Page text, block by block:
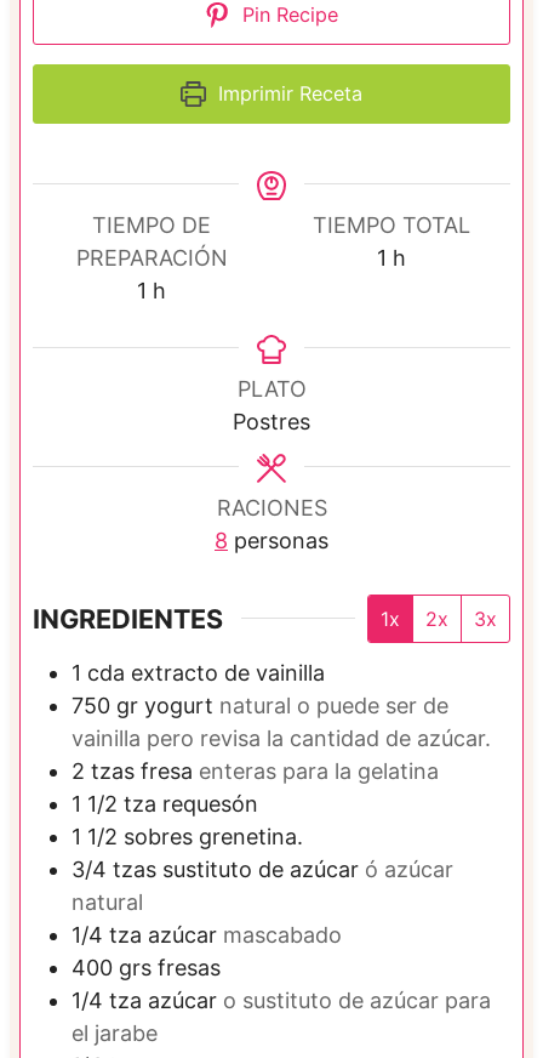
Pin Recipe
Imprimir Receta
TIEMPO DE
PREPARACIÓN
1 h
r
h
TIEMPO TOTAL
1 h
a
h
PLATO
Postres
RACIONES
8 personas
INGREDIENTES 1x 2x 3x
1 cda extracto de vainilla
750 gr yogurt natural o puede ser de
vainilla pero revisa la cantidad de azúcar.
2 tzas fresa enteras para la gelatina
1 1/2 tza requesón
1 1/2 sobres grenetina.
3/4 tzas sustituto de azúcar ó azúcar
natural
1/4 tza azúcar mascabado
400 grs fresas
1/4 tza azúcar o sustituto de azúcar para
el jarabe